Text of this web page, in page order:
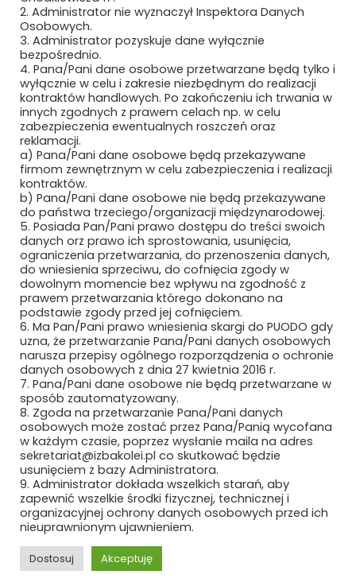
Newsletter
Subskrybuj, aby być na bieżąco
Bezpieczne płatności
Copyright ©2024 Polska Izba Kolei
2. Administrator nie wyznaczył Inspektora Danych
Osobowych.
3. Administrator pozyskuje dane wyłącznie
bezpośrednio.
4. Pana/Pani dane osobowe przetwarzane będą tylko i
wyłącznie w celu i zakresie niezbędnym do realizacji
kontraktów handlowych. Po zakończeniu ich trwania w
innych zgodnych z prawem celach np. w celu
zabezpieczenia ewentualnych roszczeń oraz
reklamacji.
a) Pana/Pani dane osobowe będą przekazywane
firmom zewnętrznym w celu zabezpieczenia i realizacji
kontraktów.
b) Pana/Pani dane osobowe nie będą przekazywane
do państwa trzeciego/organizacji międzynarodowej.
5. Posiada Pan/Pani prawo dostępu do treści swoich
danych orz prawo ich sprostowania, usunięcia,
ograniczenia przetwarzania, do przenoszenia danych,
do wniesienia sprzeciwu, do cofnięcia zgody w
dowolnym momencie bez wpływu na zgodność z
prawem przetwarzania którego dokonano na
podstawie zgody przed jej cofnięciem.
6. Ma Pan/Pani prawo wniesienia skargi do PUODO gdy
uzna, że przetwarzanie Pana/Pani danych osobowych
narusza przepisy ogólnego rozporządzenia o ochronie
danych osobowych z dnia 27 kwietnia 2016 r.
7. Pana/Pani dane osobowe nie będą przetwarzane w
sposób zautomatyzowany.
8. Zgoda na przetwarzanie Pana/Pani danych
osobowych może zostać przez Pana/Panią wycofana
w każdym czasie, poprzez wysłanie maila na adres
sekretariat@izbakolei.pl co skutkować będzie
usunięciem z bazy Administratora.
9. Administrator dokłada wszelkich starań, aby
zapewnić wszelkie środki fizycznej, technicznej i
organizacyjnej ochrony danych osobowych przed ich
nieuprawnionym ujawnieniem.
Dostosuj Akceptuję